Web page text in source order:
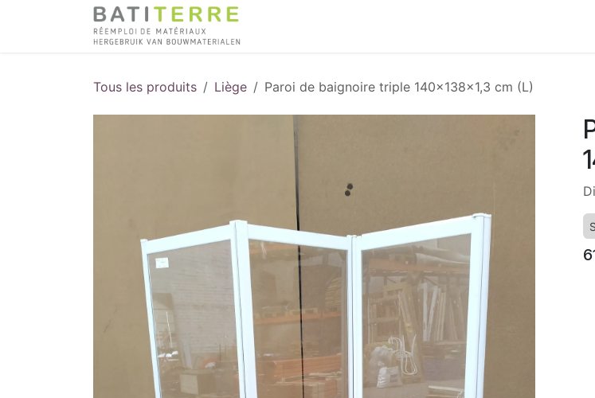
Se rendre au contenu
Tous les produits Liège Paroi de baignoire triple 140x138x1,3 cm (L)